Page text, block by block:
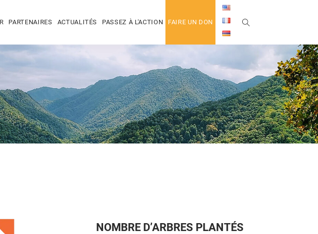
PARTENAIRES ACTUALITÉS PASSEZ À L'ACTION FAIRE UN DON
NOMBRE D’ARBRES PLANTÉS